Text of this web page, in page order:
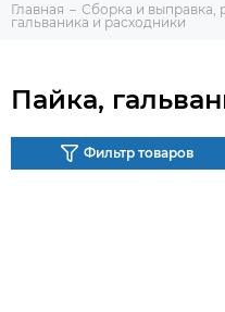
Главная Сборка и выправка,
гальваника и расходники
Пайка,
Фильтр товаров